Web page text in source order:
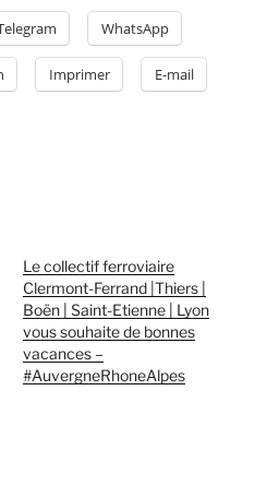
WhatsApp
Imprimer E-mail
Le collectif ferroviaire
Clermont-Ferrand |Thiers |
Boën | Saint-Etienne | Lyon
vous souhaite de bonnes
vacances –
#AuvergneRhoneAlpes